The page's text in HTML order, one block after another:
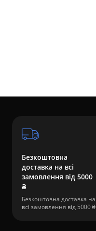
Безкоштовна
доставка на всі
замовлення від 5000
₴
Безкоштовна доставка на
всі замовлення від 5000 ₴